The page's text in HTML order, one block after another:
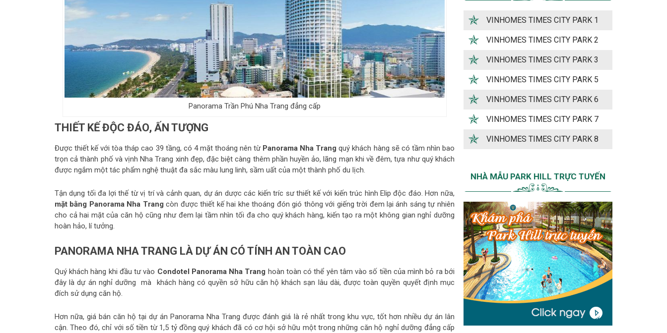
Panorama Trần Phú Nha Trang đẳng cấp
THIẾT KẾ ĐỘC ĐÁO, ẤN TƯỢNG
Được thiết kế với tòa tháp cao 39 tầng, có 4 mặt thoáng nên từPanorama Nha Trang quý khách hàng sẽ có tầm nhìn bao
trọn cả thành phố và vịnh Nha Trang xinh đẹp, đặc biệt càng thêm phần huyền ảo, lãng mạn khi về đêm, tựa như quý khách
được ngắm một tác phẩm nghệ thuật đa sắc màu lung linh, sầm uất của một thành phố du lịch.
Tận dụng tối đa lợi thế từ vị trí và cảnh quan, dự án dược các kiến tríc sư thiết kế với kiến trúc hình Elip độc đáo. Hơn nữa,
mặt bằng Panorama Nha Trang còn được thiết kế hai khe thoáng đón gió thông với giếng trời đem lại ánh sáng tự nhiên
cho cả hai mặt của căn hộ cũng như đem lại tầm nhìn tối đa cho quý khách hàng, kiến tạo ra một không gian nghỉ dưỡng
hoàn hảo, lí tưởng.
PANORAMA NHA TRANG LÀ DỰ ÁN CÓ TÍNH AN TOÀN CAO
Quý khách hàng khi đầu tư vào Condotel Panorama Nha Trang hoàn toàn có thể yên tâm vào số tiền của mình bỏ ra bới
đây là dự án nghỉ dưỡng mà khách hàng có quyền sở hữu căn hộ khách sạn lâu dài, được toàn quyền quyết định mục
đích sử dụng căn hộ.
Hơn nữa, giá bán căn hộ tại dự án Panorama Nha Trang được đánh giá là rẻ nhất trong khu vực, tốt hơn nhiều dự án lân
cận. Theo đó, chỉ với số tiền từ 1,5 tỷ đồng quý khách đã có cơ hội sở hữu một trong những căn hộ nghỉ dưỡng đẳng cấp
VINHOMES TIMES CITY PARK 1
VINHOMES TIMES CITY PARK 2
VINHOMES TIMES CITY PARK 3
VINHOMES TIMES CITY PARK 5
VINHOMES TIMES CITY PARK 6
VINHOMES TIMES CITY PARK 7
VINHOMES TIMES CITY PARK 8
NHÀ MẪU PARK HILL TRỰC TUYẾN